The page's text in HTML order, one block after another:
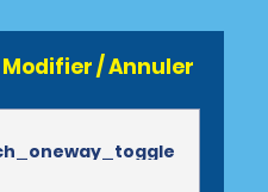
/ Annuler